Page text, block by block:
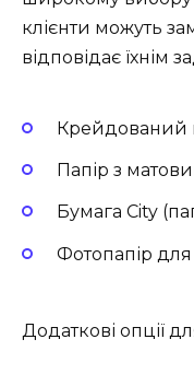
клієнти можуть
відповідає їхнім
Крейдований
Папір з
Бумага City
Фотопапір
Додаткові опції